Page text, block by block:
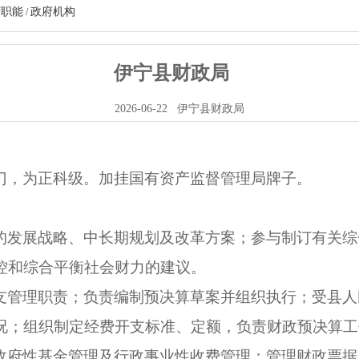
能 /政府机构
伊宁县财政局
2026-06-22 伊宁县财政局
为正科级。加挂国有资产监督管理局牌子。
展战略、中长期规划及改革方案；参与制订有关
综合平衡社会财力的建议。
理职责；负责编制预决算草案并组织执行；受县
组织制定经费开支标准、定额，负责财政预决算